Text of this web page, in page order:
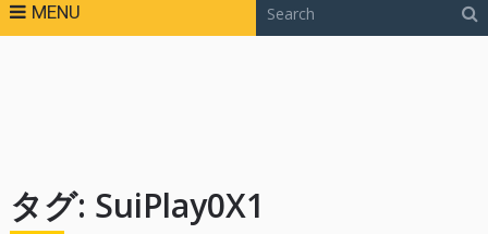
MENU
タグ: SuiPlay0X1